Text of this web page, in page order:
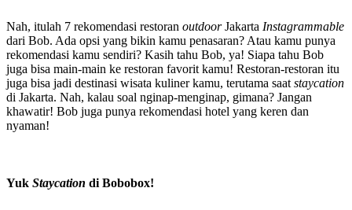
Nah, itulah 7 rekomendasi restoran outdoorJakarta Instagrammable
dari Bob. Ada opsi yang bikin kamu penasaran? Atau kamu punya
rekomendasi kamu sendiri? Kasih tahu Bob, ya! Siapa tahu Bob
juga bisa main-main ke restoran favorit kamu! Restoran-restoran itu
juga bisa jadi destinasi wisata kuliner kamu, terutama saat staycation
di Jakarta. Nah, kalau soal nginap-menginap, gimana? Jangan
khawatir! Bob juga punya rekomendasi hotel yang keren dan
nyaman!
Yuk Staycation di Bobobox!